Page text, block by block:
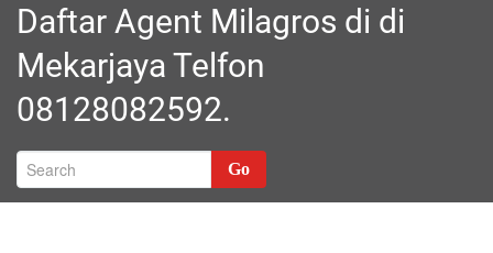
Daftar Agent Milagros di di
Mekarjaya Telfon
08128082592.
Go